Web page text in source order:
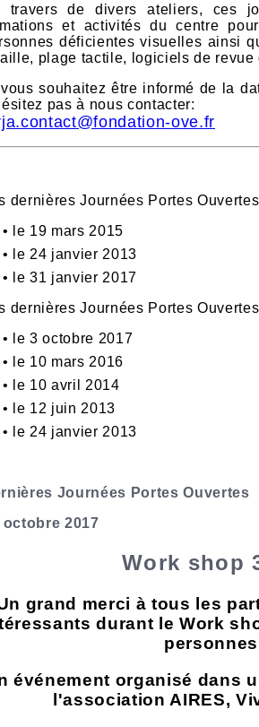
travers de divers ateliers, ces
et activités du centre
déficientes visuelles ainsi
plage tactile, logiciels de revue
souhaitez être informé de la
pas à nous contacter:
ove.fr
dernières Journées Portes
•
le 19 mars 2015
•
le 24 janvier 2013
•
le 31 janvier 2017
dernières Journées Portes
•
le 3 octobre 2017
•
le 10 mars 2016
•
le 10 avril 2014
• le 12 juin 2013
•
le 24 janvier 2013
Journées Portes Ouvertes
octobre 2017
Work shop
grand merci à tous les
durant le Work
événement organisé dans
l'association AIRES,